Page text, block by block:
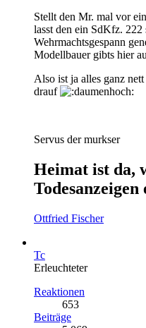
Stellt den Mr. mal vor
lasst den ein SdKfz. 222
Wehrmachtsgespann
Modellbauer gibts hier
Also ist ja alles ganz
drauf
Servus der murkser
Heimat ist da,
Todesanzeigen
Ottfried Fischer
Tc
Erleuchteter
Reaktionen
653
Beiträge